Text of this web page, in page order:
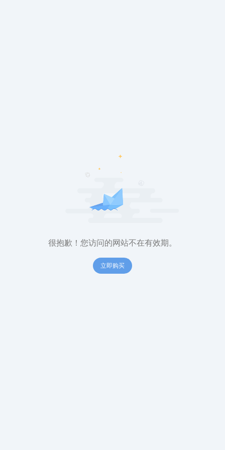
很抱歉！您访问的网站不在有效期。
立即购买